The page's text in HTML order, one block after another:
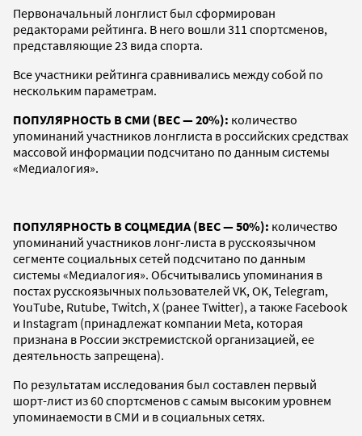
Первоначальный лонглист был сформирован
редакторами рейтинга. В него вошли 311 спортсменов,
представляющие 23 вида спорта.
Все участники рейтинга сравнивались между собой по
нескольким параметрам.
ПОПУЛЯРНОСТЬ В СМИ (ВЕС — 20%): количество
упоминаний участников лонглиста в российских средствах
массовой информации подсчитано по данным системы
«Медиалогия».
ПОПУЛЯРНОСТЬ В СОЦМЕДИА (ВЕС — 50%): количество
упоминаний участников лонг-листа в русскоязычном
сегменте социальных сетей подсчитано по данным
системы «Медиалогия». Обсчитывались упоминания в
постах русскоязычных пользователей VK, OK, Telegram,
YouTube, Rutube, Twitch, X (ранее Twitter), а также Facebook
и Instagram (принадлежат компании Meta, которая
признана в России экстремистской организацией, ее
деятельность запрещена).
По результатам исследования был составлен первый
шорт-лист из 60 спортсменов с самым высоким уровнем
упоминаемости в СМИ и в социальных сетях.